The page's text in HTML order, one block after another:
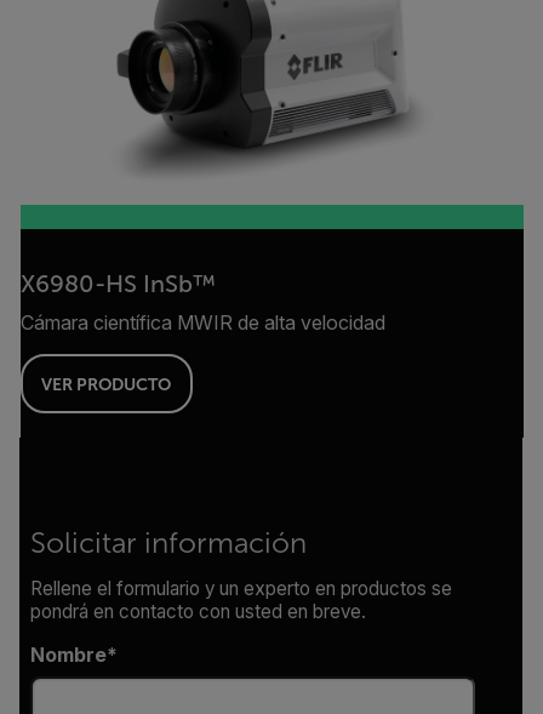
X6980-HS InSb™
Cámara científica MWIR de alta velocidad
VER PRODUCTO
Solicitar información
Rellene el formulario y un experto en productos se
pondrá en contacto con usted en breve.
Nombre